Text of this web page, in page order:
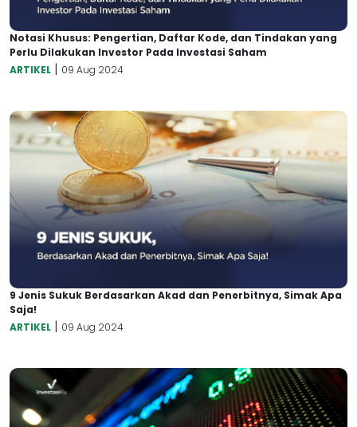
Notasi Khusus: Pengertian, Daftar Kode, dan Tindakan yang
Perlu Dilakukan Investor Pada Investasi Saham
ARTIKEL | 09 Aug 2024
9 Jenis Sukuk Berdasarkan Akad dan Penerbitnya, Simak Apa
Saja!
ARTIKEL | 09 Aug 2024